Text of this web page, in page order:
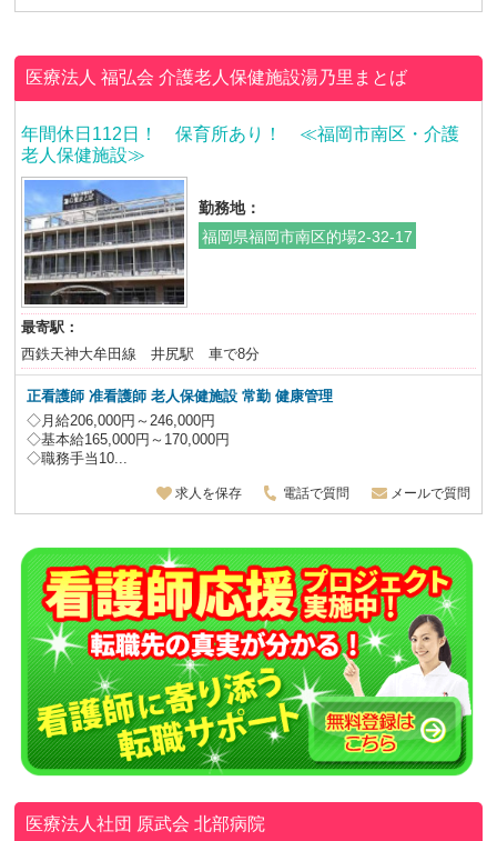
医療法人 福弘会介護老人保健施設湯乃里まとば
年間休日112日！ 保育所あり！ ≪福岡市南区・介護
老人保健施設≫
勤務地：
福岡県福岡市南区的場2-32-17
最寄駅：
西鉄天神大牟田線 井尻駅 車で8分
正看護師 准看護師 老人保健施設常勤 健康管理
◇月給206,000円～246,000円
◇基本給165,000円～170,000円
◇職務手当10...
求人を保存 電話で質問 メールで質問
医療法人社団 原武会北部病院